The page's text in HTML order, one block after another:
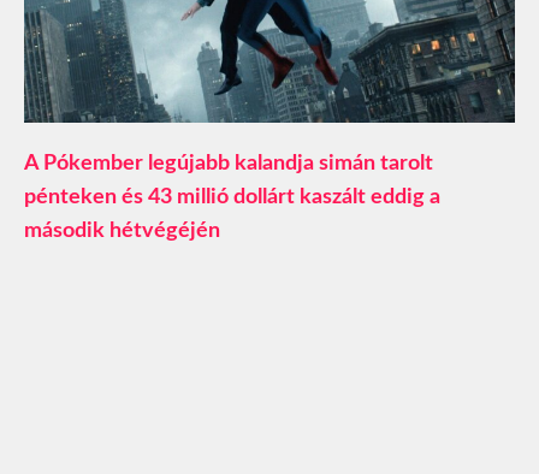
A Pókember legújabb kalandja simán tarolt
pénteken és 43 millió dollárt kaszált eddig a
második hétvégéjén